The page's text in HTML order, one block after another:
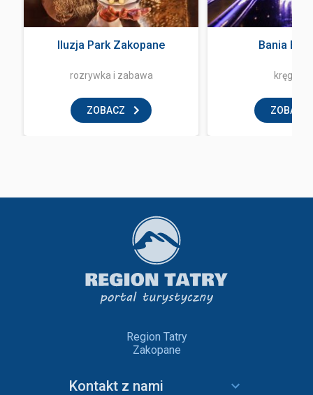
Iluzja Park Zakopane
rozrywka i zabawa
ZOBACZ
Bania
ZOBACZ
Region Tatry
Zakopane
Kontakt z nami